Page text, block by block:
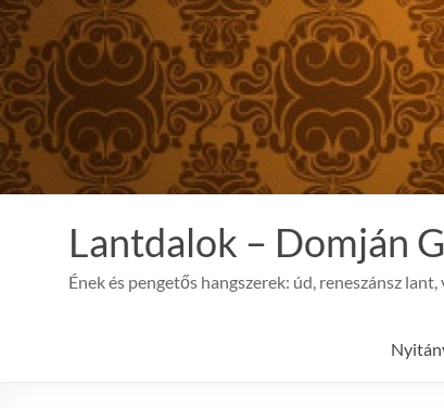
Lantdalok – Domján
Ének és pengetős hangszerek: úd, reneszánsz